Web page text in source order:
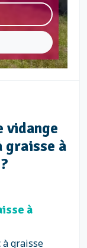
vidange
graisse à
à
graisse